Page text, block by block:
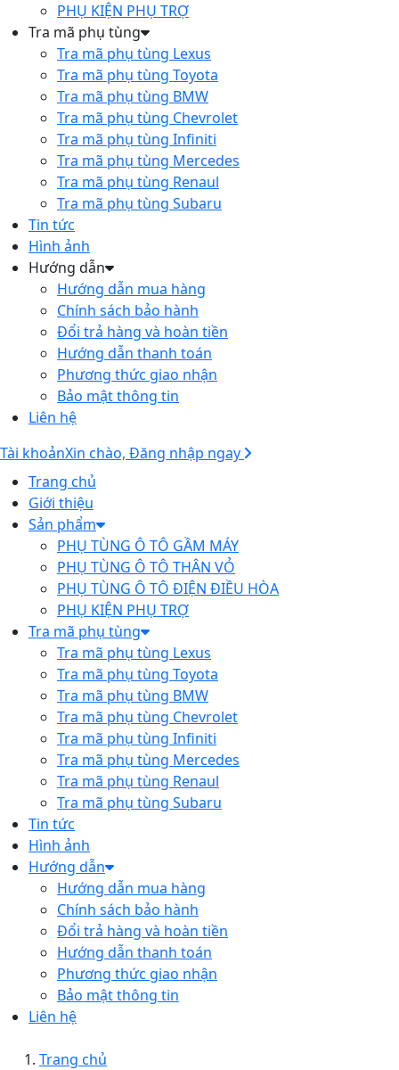
PHỤ KIỆN PHỤ TRỢ
Tra mã phụ tùng
Tra mã phụ tùng Lexus
Tra mã phụ tùng Toyota
Tra mã phụ tùng BMW
Tra mã phụ tùng Chevrolet
Tra mã phụ tùng Infiniti
Tra mã phụ tùng Mercedes
Tra mã phụ tùng Renaul
Tra mã phụ tùng Subaru
Tin tức
Hình ảnh
Hướng dẫn
Hướng dẫn mua hàng
Chính sách bảo hành
Đổi trả hàng và hoàn tiền
Hướng dẫn thanh toán
Phương thức giao nhận
Bảo mật thông tin
Liên hệ
Tài khoảnXin chào, Đăng nhập ngay
Trang chủ
Giới thiệu
Sản phẩm
PHỤ TÙNG Ô TÔ GẦM MÁY
PHỤ TÙNG Ô TÔ THÂN VỎ
PHỤ TÙNG Ô TÔ ĐIỆN ĐIỀU HÒA
PHỤ KIỆN PHỤ TRỢ
Tra mã phụ tùng
Tra mã phụ tùng Lexus
Tra mã phụ tùng Toyota
Tra mã phụ tùng BMW
Tra mã phụ tùng Chevrolet
Tra mã phụ tùng Infiniti
Tra mã phụ tùng Mercedes
Tra mã phụ tùng Renaul
Tra mã phụ tùng Subaru
Tin tức
Hình ảnh
Hướng dẫn
Hướng dẫn mua hàng
Chính sách bảo hành
Đổi trả hàng và hoàn tiền
Hướng dẫn thanh toán
Phương thức giao nhận
Bảo mật thông tin
Liên hệ
Trang chủ